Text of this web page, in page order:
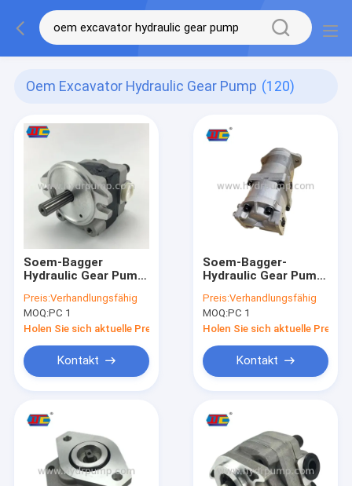
Oem Excavator Hydraulic Gear Pump (120)
Soem-Bagger
Hydraulic Gear Pump,
Zahnradpumpe-
Bagger Parts
Preis:Verhandlungsfähig
MOQ:PC 1
Holen Sie sich aktuelle Preis
Kontakt
Soem-Bagger-
Hydraulic Gear Pump-
Komatsu PC40 PC50
Preis:Verhandlungsfähig
MOQ:PC 1
Holen Sie sich aktuelle Preis
Kontakt